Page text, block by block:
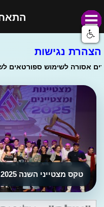
הצהרת נגישות
טקס מצטייני השנה 2025 צילום: גסטון קוריאל